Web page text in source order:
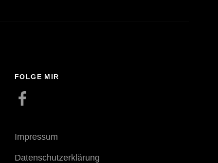
FOLGE MIR
Facebook
Impressum
Datenschutzerklärung